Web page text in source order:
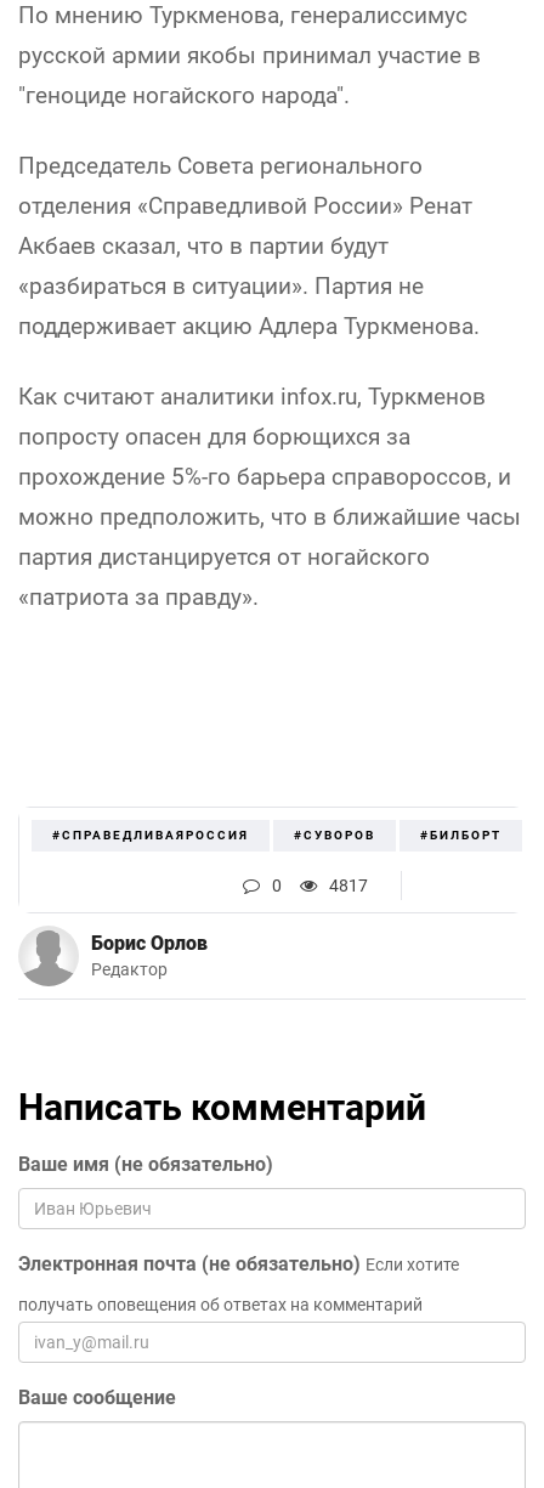
По мнению Туркменова, генералиссимус
русской армии якобы принимал участие в
"геноциде ногайского народа".
Председатель Совета регионального
отделения «Справедливой России» Ренат
Акбаев сказал, что в партии будут
«разбираться в ситуации». Партия не
поддерживает акцию Адлера Туркменова.
Как считают аналитики infox.ru, Туркменов
попросту опасен для борющихся за
прохождение 5%-го барьера справороссов, и
можно предположить, что в ближайшие часы
партия дистанцируется от ногайского
«патриота за правду».
#СПРАВЕДЛИВАЯРОССИЯ #СУВОРОВ #БИЛБОРТ
0 4817
Борис Орлов
Редактор
Написать комментарий
Ваше имя (не обязательно)
Электронная почта (не обязательно) Если хотите
получать оповещения об ответах на комментарий
Ваше сообщение